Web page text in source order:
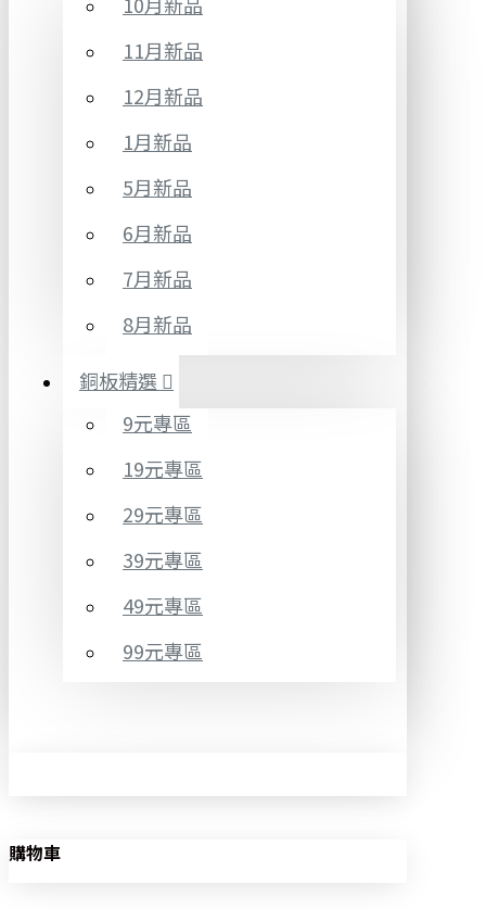
11月新品
12月新品
1月新品
5月新品
6月新品
7月新品
8月新品
銅板精選
9元專區
19元專區
29元專區
39元專區
49元專區
99元專區
購物車